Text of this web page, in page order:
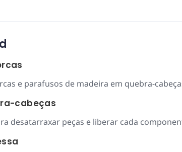
e parafusos de madeira em quebra-
cabeças
desatarraxar peças e liberar cada